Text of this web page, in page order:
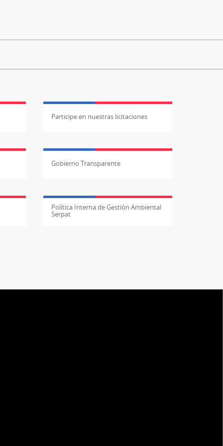
Participe en nuestras licitaciones
Gobierno Transparente
Política Interna de Gestión Ambiental
Serpat